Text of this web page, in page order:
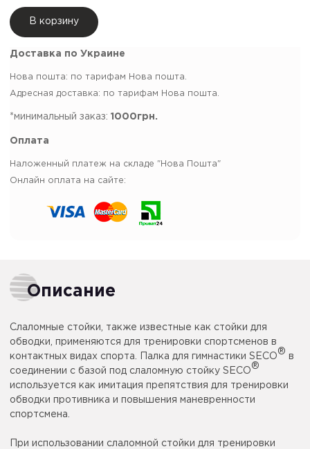
В корзину
Доставка по Украине
Нова пошта: по тарифам Нова пошта.
Адресная доставка: по тарифам Нова пошта.
*минимальный заказ: 1000грн.
Оплата
Наложенный платеж на складе "Нова Пошта"
Онлайн оплата на сайте:
Описание
Слаломные стойки, также известные как стойки для
обводки, применяются для тренировки спортсменов в
контактных видах спорта. Палка для гимнастики SECO
®
в
соединении с базой под слаломную стойку SECO
®
используется как имитация препятствия для тренировки
обводки противника и повышения маневренности
спортсмена.
При использовании слаломной стойки для тренировки